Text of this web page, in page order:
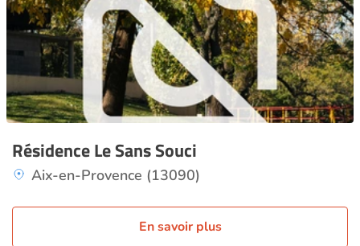
Résidence Le Sans Souci
Aix-en-Provence (13090)
En savoir plus